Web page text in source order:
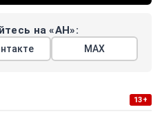
на «АН»:
МАХ
13+